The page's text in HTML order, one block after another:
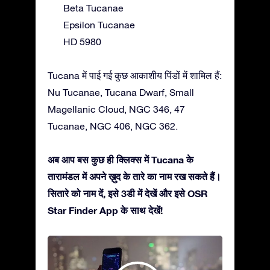
Beta Tucanae
Epsilon Tucanae
HD 5980
Tucana में पाई गई कुछ आकाशीय पिंडों में शामिल हैं:
Nu Tucanae, Tucana Dwarf, Small
Magellanic Cloud, NGC 346, 47
Tucanae, NGC 406, NGC 362.
अब आप बस कुछ ही क्लिक्स में Tucana के
तारामंडल में अपने ख़ुद के तारे का नाम रख सकते हैं।
सितारे को नाम दें, इसे 3डी में देखें और इसे OSR
Star Finder App के साथ देखें!